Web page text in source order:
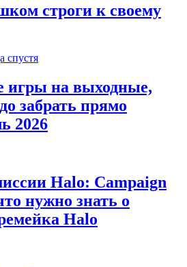
строги к своему
спустя
игры на выходные,
забрать прямо
2026
Halo: Campaign
нужно знать о
Halo